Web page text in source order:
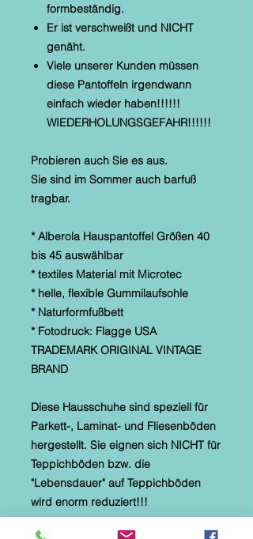
formbeständig.
Er ist verschweißt und NICHT
genäht.
Viele unserer Kunden müssen
diese Pantoffeln irgendwann
einfach wieder haben!!!!!!
WIEDERHOLUNGSGEFAHR!!!!!!
Probieren auch Sie es aus.
Sie sind im Sommer auch barfuß
tragbar.
* Alberola Hauspantoffel Größen 40
bis 45 auswählbar
* textiles Material mit Microtec
* helle, flexible Gummilaufsohle
* Naturformfußbett
* Fotodruck: Flagge USA
TRADEMARK ORIGINAL VINTAGE
BRAND
Diese Hausschuhe sind speziell für
Parkett-, Laminat- und Fliesenböden
hergestellt. Sie eignen sich NICHT für
Teppichböden bzw. die
"Lebensdauer" auf Teppichböden
wird enorm reduziert!!!